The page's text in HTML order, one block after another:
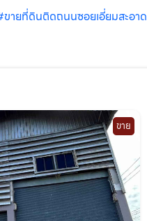
ายที่ดินติดถนนซอยเอี่ยมสะอาด
ขาย